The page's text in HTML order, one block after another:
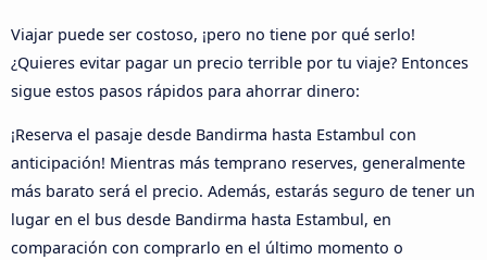
Viajar puede ser costoso, ¡pero no tiene por qué serlo!
¿Quieres evitar pagar un precio terrible por tu viaje? Entonces
sigue estos pasos rápidos para ahorrar dinero:
¡Reserva el pasaje desde Bandirma hasta Estambul con
anticipación! Mientras más temprano reserves, generalmente
más barato será el precio. Además, estarás seguro de tener un
lugar en el bus desde Bandirma hasta Estambul, en
comparación con comprarlo en el último momento o